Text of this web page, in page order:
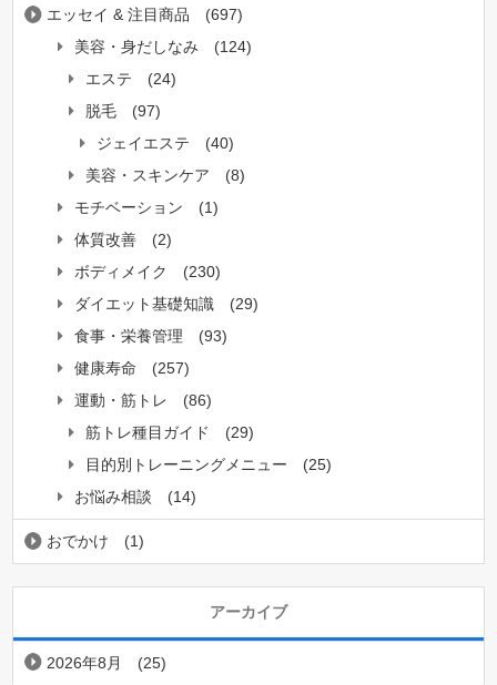
エッセイ & 注目商品
(697)
美容・身だしなみ
(124)
エステ
(24)
脱毛
(97)
ジェイエステ
(40)
美容・スキンケア
(8)
モチベーション
(1)
体質改善
(2)
ボディメイク
(230)
ダイエット基礎知識
(29)
食事・栄養管理
(93)
健康寿命
(257)
運動・筋トレ
(86)
筋トレ種目ガイド
(29)
目的別トレーニングメニュー
(25)
お悩み相談
(14)
おでかけ (1)
アーカイブ
2026年8月 (25)